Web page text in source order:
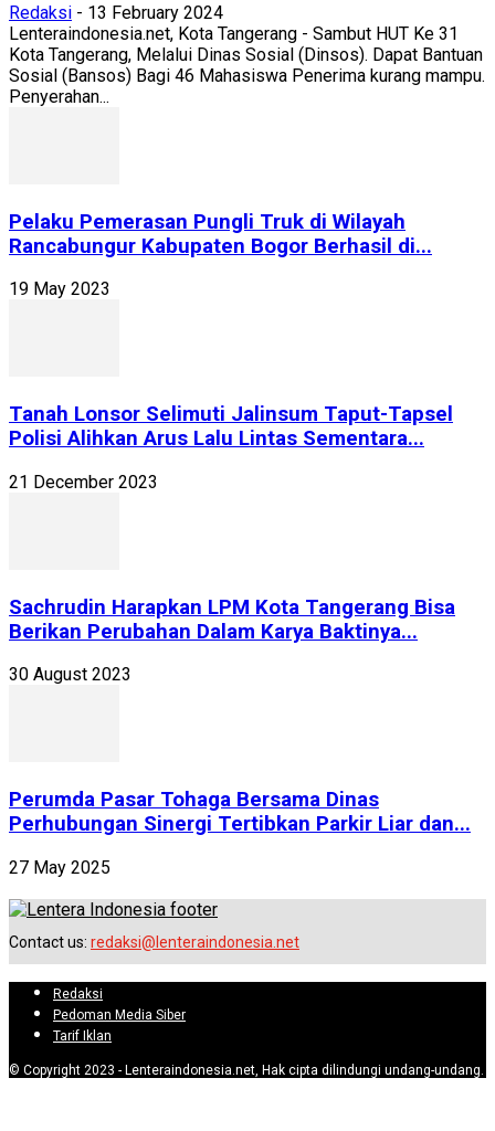
Redaksi - 13 February 2024
Lenteraindonesia.net, Kota Tangerang - Sambut HUT Ke 31
Kota Tangerang, Melalui Dinas Sosial (Dinsos). Dapat Bantuan
Sosial (Bansos) Bagi 46 Mahasiswa Penerima kurang mampu.
Penyerahan...
Pelaku Pemerasan Pungli Truk di Wilayah
Rancabungur Kabupaten Bogor Berhasil di...
19 May 2023
Tanah Lonsor Selimuti Jalinsum Taput-Tapsel
Polisi Alihkan Arus Lalu Lintas Sementara...
21 December 2023
Sachrudin Harapkan LPM Kota Tangerang Bisa
Berikan Perubahan Dalam Karya Baktinya...
30 August 2023
Perumda Pasar Tohaga Bersama Dinas
Perhubungan Sinergi Tertibkan Parkir Liar dan...
27 May 2025
Contact us: redaksi@lenteraindonesia.net
Redaksi
Pedoman Media Siber
Tarif Iklan
© Copyright 2023 - Lenteraindonesia.net, Hak cipta dilindungi undang-undang.